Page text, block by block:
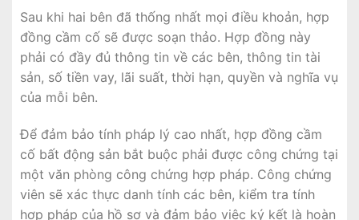
Sau khi hai bên đã thống nhất mọi điều khoản, hợp
đồng cầm cố sẽ được soạn thảo. Hợp đồng này
phải có đầy đủ thông tin về các bên, thông tin tài
sản, số tiền vay, lãi suất, thời hạn, quyền và nghĩa vụ
của mỗi bên.
Để đảm bảo tính pháp lý cao nhất, hợp đồng cầm
cố bất động sản bắt buộc phải được công chứng tại
một văn phòng công chứng hợp pháp. Công chứng
viên sẽ xác thực danh tính các bên, kiểm tra tính
hợp pháp của hồ sơ và đảm bảo việc ký kết là hoàn